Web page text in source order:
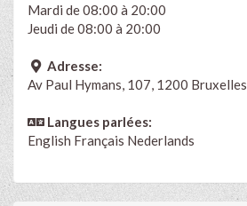
Mardi de 08:00 à 20:00
Jeudi de 08:00 à 20:00
Adresse:
Av Paul Hymans, 107, 1200 Bruxelles
Langues parlées:
English Français Nederlands